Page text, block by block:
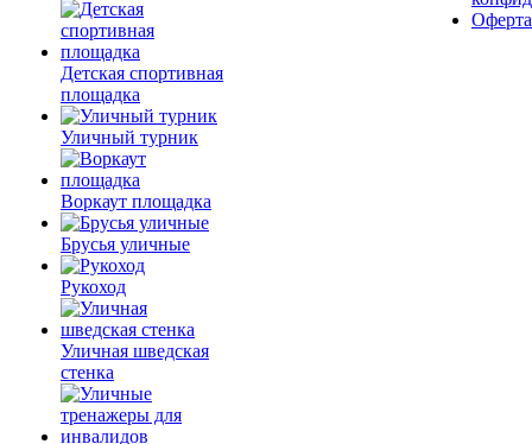
Детская спортивная
площадка
Уличный турник
Воркаут площадка
Брусья уличные
Рукоход
Уличная шведская
стенка
Оферта